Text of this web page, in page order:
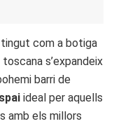
tingut com a botiga
toscana s’expandeix
barri de
ideal per aquells
amb els millors